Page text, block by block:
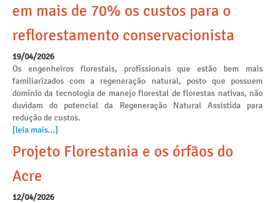
em mais de 70% os custos para o
reflorestamento conservacionista
19/04/2026
Os engenheiros florestais, profissionais que estão bem mais
familiarizados com a regeneração natural, posto que possuem
domínio da tecnologia de manejo florestal de florestas nativas, não
duvidam do potencial da Regeneração Natural Assistida para
redução de custos.
[leia mais...]
Projeto Florestania e os órfãos do
Acre
12/04/2026